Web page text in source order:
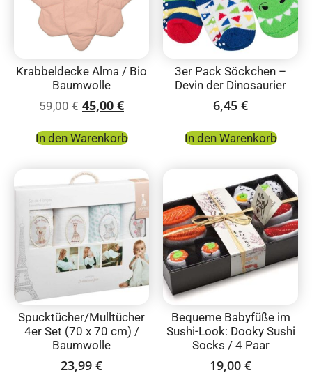
Krabbeldecke Alma / Bio
Baumwolle
59,00€ 45,00 €
In den Warenkorb
3er Pack Söckchen –
Devin der Dinosaurier
6,45 €
In den Warenkorb
Spucktücher/Mulltücher
4er Set (70 x 70 cm) /
Baumwolle
23,99 €
Bequeme Babyfüße im
Sushi-Look: Dooky Sushi
Socks / 4 Paar
19,00 €